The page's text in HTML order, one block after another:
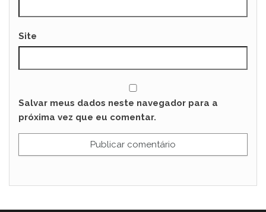
Site
Salvar meus dados neste navegador para a
próxima vez que eu comentar.